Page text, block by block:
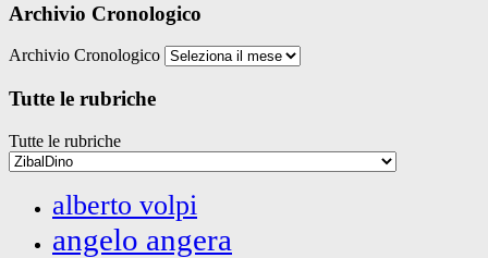
Archivio Cronologico
Archivio Cronologico
Tutte le rubriche
Tutte le rubriche
alberto volpi
angelo angera